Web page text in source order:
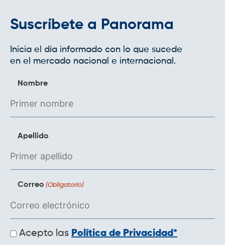
Suscríbete a Panorama
Inicia el día informado con lo que sucede
en el mercado nacional e internacional.
Nombre
Apellido
Correo (Obligatorio)
Políticas
de
Acepto las Política de Privacidad*